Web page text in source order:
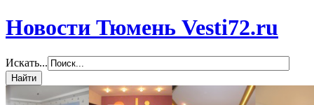
Новости Тюмень Vesti72.ru
Искать...